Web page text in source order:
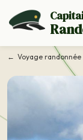
Voyage randonnée